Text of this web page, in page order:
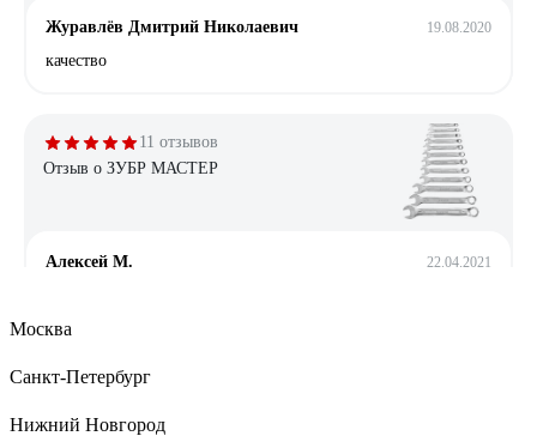
Журавлёв Дмитрий Николаевич 19.08.2020
качество
11 отзывов
Отзыв о ЗУБР МАСТЕР
Алексей М. 22.04.2021
4 отзыва
Москва
Санкт-Петербург
Нижний Новгород